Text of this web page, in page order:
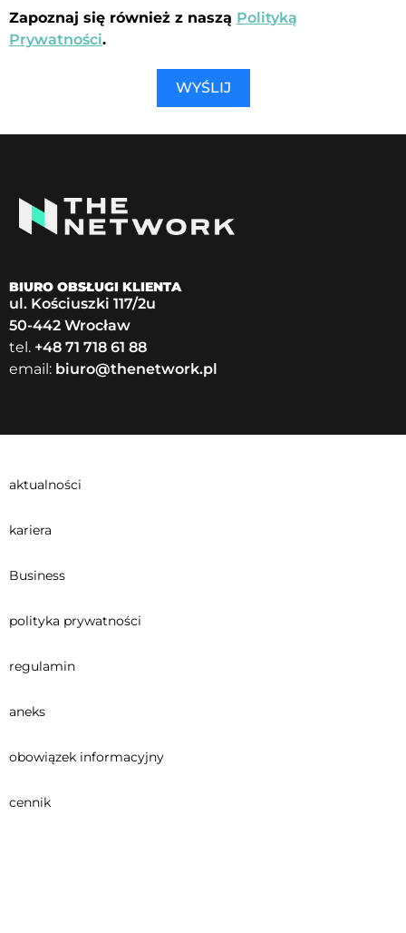
Zapoznaj się również z naszą Polityką
Prywatności.
WYŚLIJ
BIURO OBSŁUGI KLIENTA
ul. Kościuszki 117/2u
50-442 Wrocław
tel. +48 71 718 61 88
email: biuro@thenetwork.pl
aktualności
kariera
Business
polityka prywatności
regulamin
aneks
obowiązek informacyjny
cennik